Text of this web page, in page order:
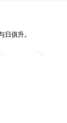
日俱升。